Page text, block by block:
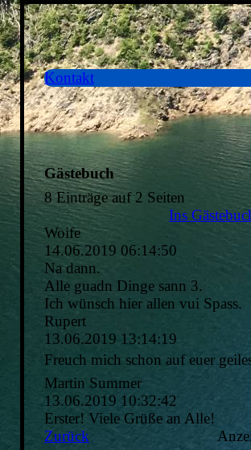
Kontakt
Gästebuch
8 Einträge auf 2 Seiten
Ins
Woife
14.06.2019 06:14:50
Na dann.
Alle guadn Dinge sann 3.
Ich wünsch hier allen vui Spass.
Rupert
13.06.2019 13:14:19
Freuch mich schon auf euer
Martin Summer
13.06.2019 10:32:42
Erster! Viele Grüße an Alle!
Zurück